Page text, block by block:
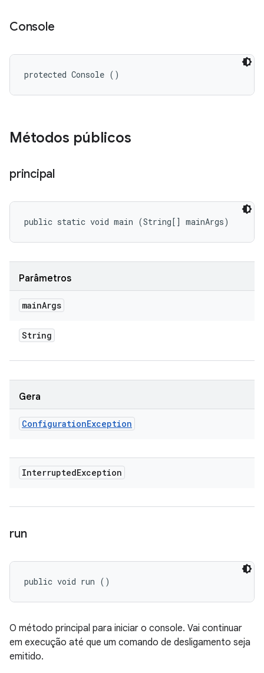
Console
protected Console ()
Métodos públicos
principal
public static void main (String[] mainArgs)
Parâmetros
mainArgs
String
Gera
ConfigurationException
InterruptedException
run
public void run ()
O método principal para iniciar o console. Vai continuar
em execução até que um comando de desligamento seja
emitido.